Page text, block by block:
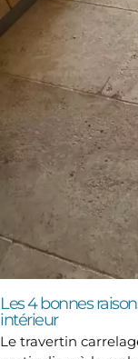
Les 4 bonnes
intérieur
Le travertin